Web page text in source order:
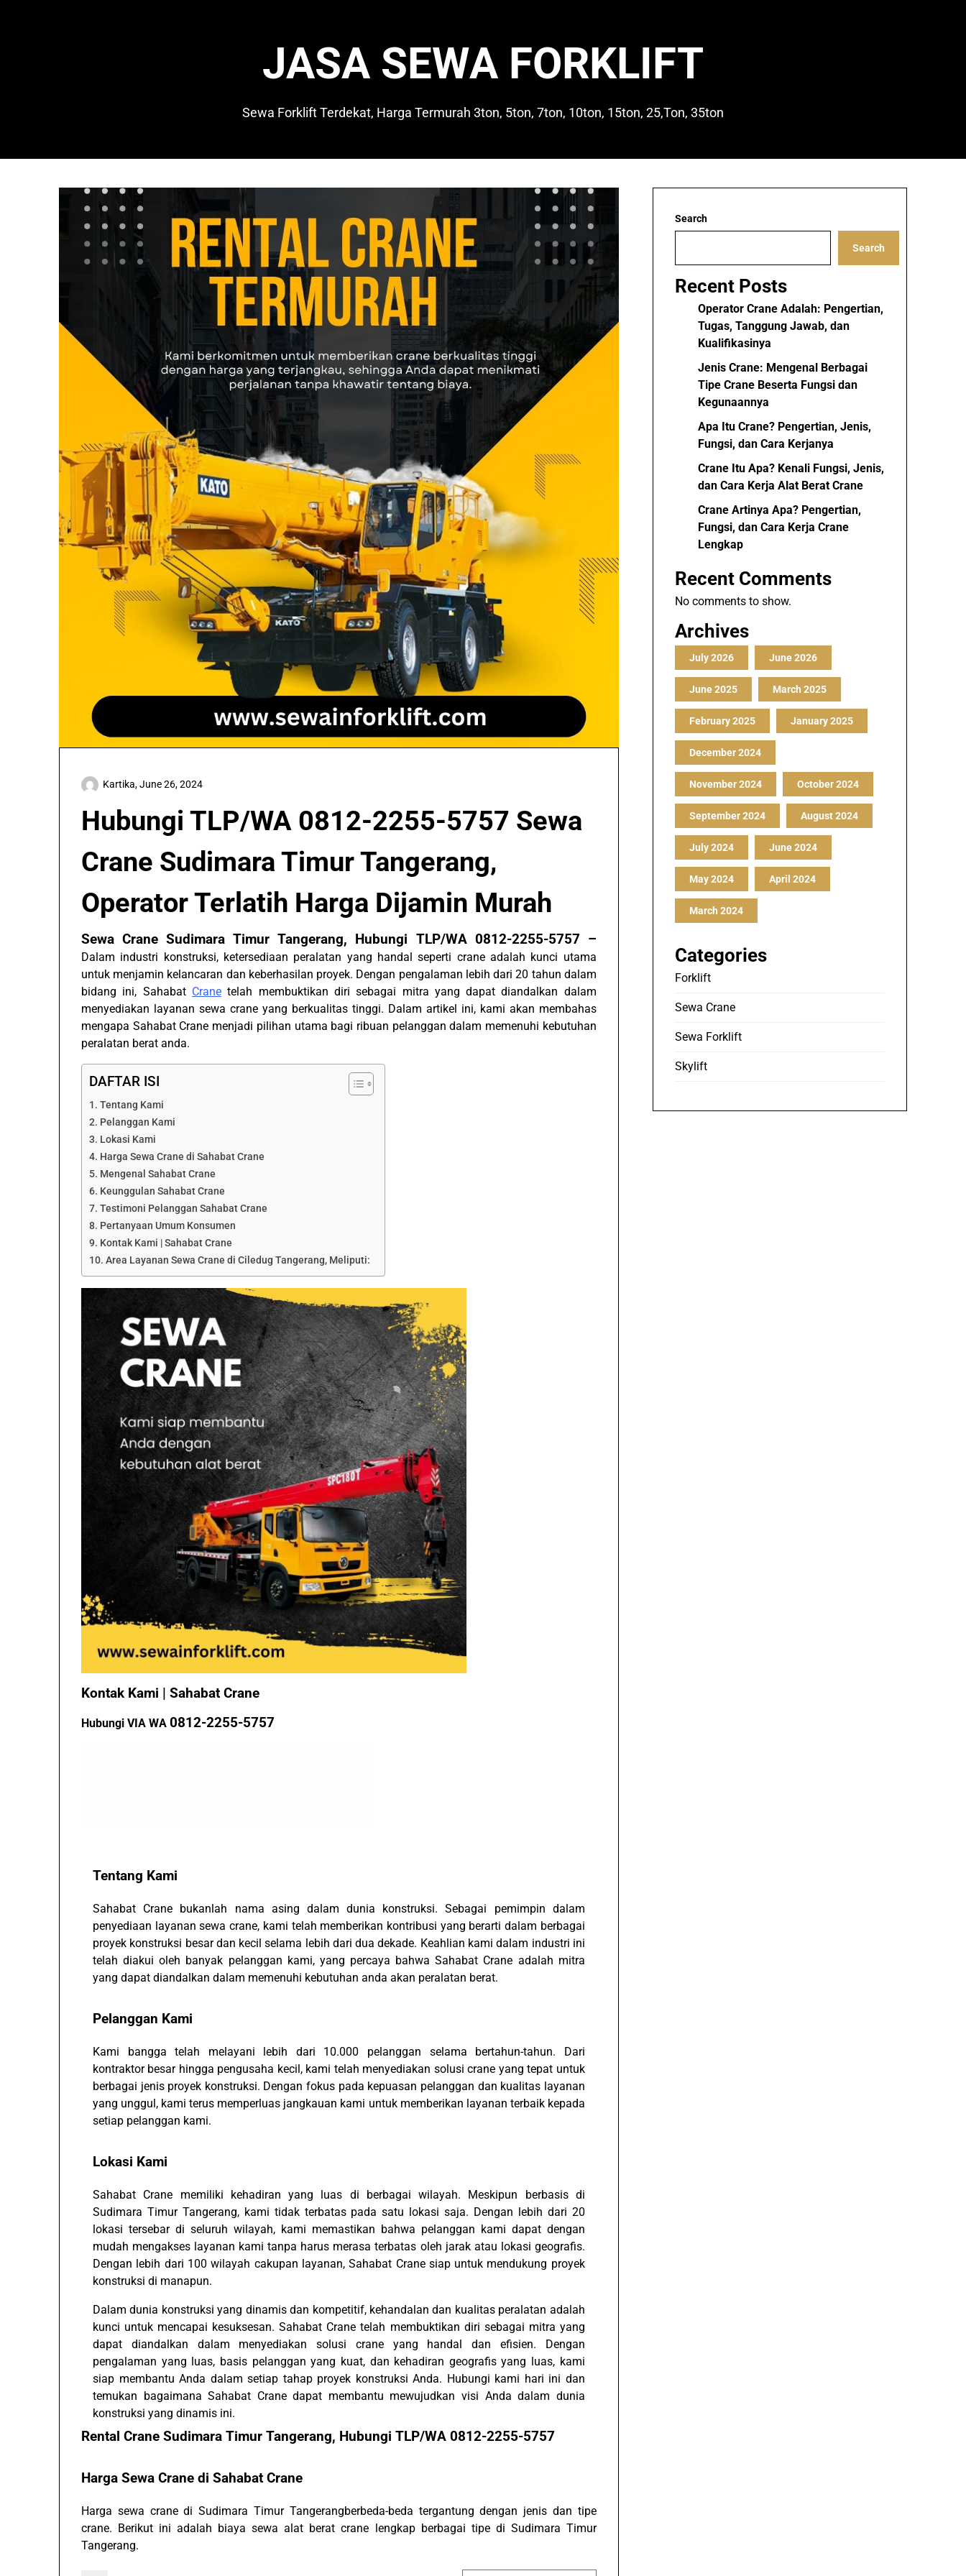
JASA SEWA FORKLIFT
Sewa Forklift Terdekat, Harga Termurah 3ton, 5ton, 7ton, 10ton, 15ton, 25,Ton, 35ton
Hubungi TLP/WA 0812-2255-5757 Sewa
Crane Sudimara Timur Tangerang,
Operator Terlatih Harga Dijamin Murah
Kartika,June 26, 2024
Sewa Crane Sudimara Timur Tangerang, Hubungi TLP/WA 0812-2255-5757 –
Dalam industri konstruksi, ketersediaan peralatan yang handal seperti crane adalah kunci utama
untuk menjamin kelancaran dan keberhasilan proyek. Dengan pengalaman lebih dari 20 tahun dalam
bidang ini, Sahabat Crane telah membuktikan diri sebagai mitra yang dapat diandalkan dalam
menyediakan layanan sewa crane yang berkualitas tinggi. Dalam artikel ini, kami akan membahas
mengapa Sahabat Crane menjadi pilihan utama bagi ribuan pelanggan dalam memenuhi kebutuhan
peralatan berat anda.
DAFTAR ISI
Tentang Kami
Pelanggan Kami
Lokasi Kami
Harga Sewa Crane di Sahabat Crane
Mengenal Sahabat Crane
Keunggulan Sahabat Crane
Testimoni Pelanggan Sahabat Crane
Pertanyaan Umum Konsumen
Kontak Kami | Sahabat Crane
Area Layanan Sewa Crane di Ciledug Tangerang, Meliputi:
Kontak Kami | Sahabat Crane
Hubungi VIA WA 0812-2255-5757
Tentang Kami
Sahabat Crane bukanlah nama asing dalam dunia konstruksi. Sebagai pemimpin dalam
penyediaan layanan sewa crane, kami telah memberikan kontribusi yang berarti dalam berbagai
proyek konstruksi besar dan kecil selama lebih dari dua dekade. Keahlian kami dalam industri ini
telah diakui oleh banyak pelanggan kami, yang percaya bahwa Sahabat Crane adalah mitra
yang dapat diandalkan dalam memenuhi kebutuhan anda akan peralatan berat.
Pelanggan Kami
Kami bangga telah melayani lebih dari 10.000 pelanggan selama bertahun-tahun. Dari
kontraktor besar hingga pengusaha kecil, kami telah menyediakan solusi crane yang tepat untuk
berbagai jenis proyek konstruksi. Dengan fokus pada kepuasan pelanggan dan kualitas layanan
yang unggul, kami terus memperluas jangkauan kami untuk memberikan layanan terbaik kepada
setiap pelanggan kami.
Lokasi Kami
Sahabat Crane memiliki kehadiran yang luas di berbagai wilayah. Meskipun berbasis di
Sudimara Timur Tangerang, kami tidak terbatas pada satu lokasi saja. Dengan lebih dari 20
lokasi tersebar di seluruh wilayah, kami memastikan bahwa pelanggan kami dapat dengan
mudah mengakses layanan kami tanpa harus merasa terbatas oleh jarak atau lokasi geografis.
Dengan lebih dari 100 wilayah cakupan layanan, Sahabat Crane siap untuk mendukung proyek
konstruksi di manapun.
Dalam dunia konstruksi yang dinamis dan kompetitif, kehandalan dan kualitas peralatan adalah
kunci untuk mencapai kesuksesan. Sahabat Crane telah membuktikan diri sebagai mitra yang
dapat diandalkan dalam menyediakan solusi crane yang handal dan efisien. Dengan
pengalaman yang luas, basis pelanggan yang kuat, dan kehadiran geografis yang luas, kami
siap membantu Anda dalam setiap tahap proyek konstruksi Anda. Hubungi kami hari ini dan
temukan bagaimana Sahabat Crane dapat membantu mewujudkan visi Anda dalam dunia
konstruksi yang dinamis ini.
Rental Crane Sudimara Timur Tangerang, Hubungi TLP/WA 0812-2255-5757
Harga Sewa Crane di Sahabat Crane
Harga sewa crane di Sudimara Timur Tangerangberbeda-beda tergantung dengan jenis dan tipe
crane. Berikut ini adalah biaya sewa alat berat crane lengkap berbagai tipe di Sudimara Timur
Tangerang.
Search
Search
Recent Posts
Operator Crane Adalah: Pengertian,
Tugas, Tanggung Jawab, dan
Kualifikasinya
Jenis Crane: Mengenal Berbagai
Tipe Crane Beserta Fungsi dan
Kegunaannya
Apa Itu Crane? Pengertian, Jenis,
Fungsi, dan Cara Kerjanya
Crane Itu Apa? Kenali Fungsi, Jenis,
dan Cara Kerja Alat Berat Crane
Crane Artinya Apa? Pengertian,
Fungsi, dan Cara Kerja Crane
Lengkap
Recent Comments
No comments to show.
Archives
July 2026 June 2026
June 2025 March 2025
February 2025 January 2025
December 2024
November 2024 October 2024
September 2024 August 2024
July 2024 June 2024
May 2024 April 2024
March 2024
Categories
Forklift
Sewa Crane
Sewa Forklift
Skylift